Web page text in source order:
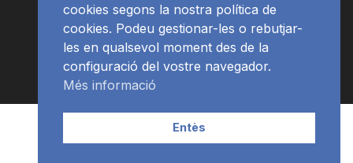
APP Programació
cookies segons la nostra política de
cookies. Podeu gestionar-les o rebutjar-
les en qualsevol moment des de la
configuració del vostre navegador.
Més informació
Entès